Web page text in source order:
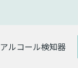
アルコール検知器